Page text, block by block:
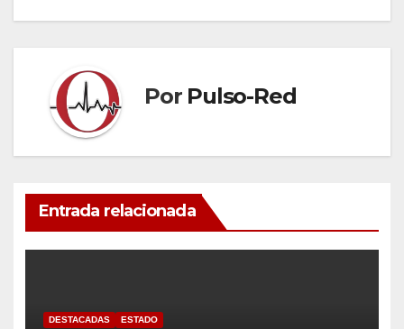
Por Pulso-Red
Entrada relacionada
DESTACADAS ESTADO